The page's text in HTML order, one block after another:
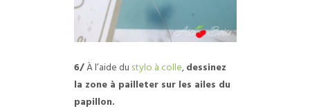
6/À l’aide du stylo à colle,dessinez
la zone à pailleter sur les ailes du
papillon.